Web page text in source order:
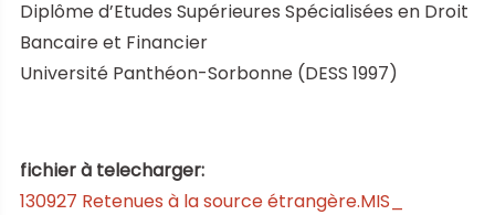
Diplôme d’Etudes Supérieures Spécialisées en Droit
Bancaire et Financier
Université Panthéon-Sorbonne (DESS 1997)
fichier à telecharger:
130927 Retenues à la source étrangère.MIS_